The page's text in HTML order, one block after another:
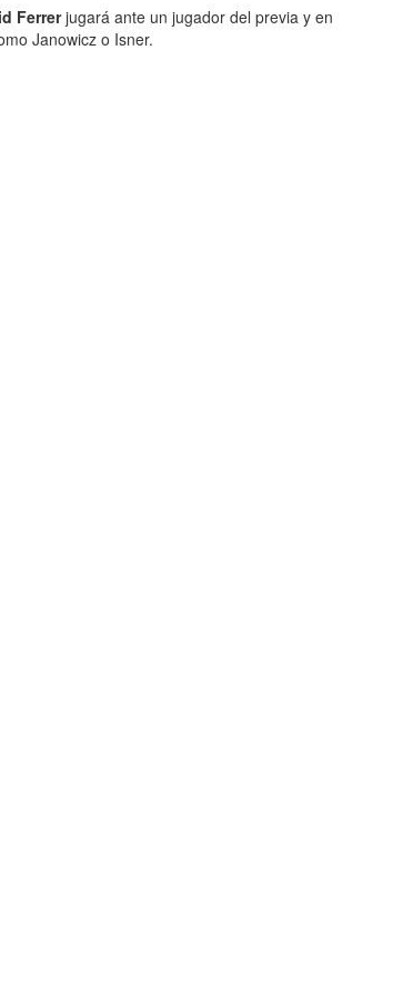
Ferrerjugará ante un jugador del previa y en
Janowicz o Isner.